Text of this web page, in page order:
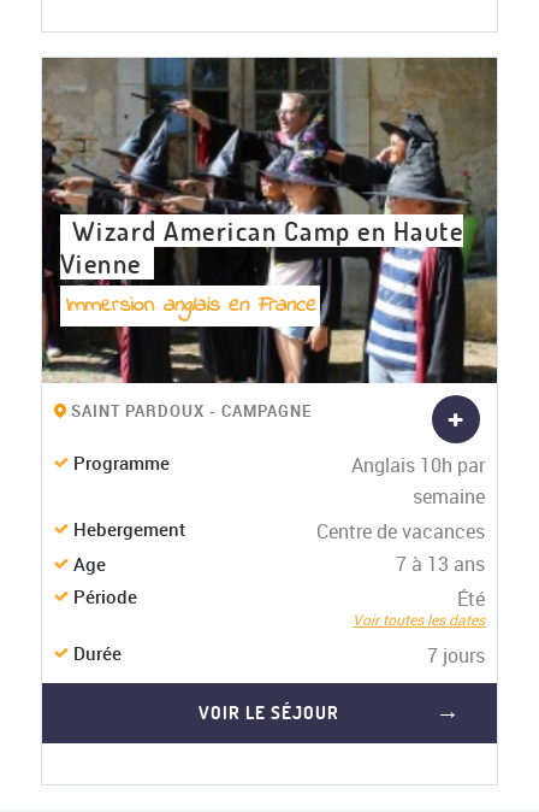
Wizard American Camp en Haute
Vienne
Immersion anglais en France
+
SAINT PARDOUX - CAMPAGNE
Programme
Anglais 10h par
semaine
Hebergement Centre de vacances
Age 7 à 13 ans
Période Été
Voir toutes les dates
Durée 7 jours
VOIR LE SÉJOUR